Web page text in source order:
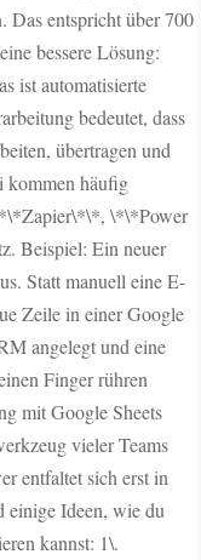
Das entspricht über 700
bessere Lösung:
ist automatisierte
bedeutet, dass
übertragen und
kommen häufig
\*\*Power
Beispiel: Ein neuer
Statt manuell eine E-
Zeile in einer Google
angelegt und eine
Finger rühren
mit Google Sheets
vieler Teams
entfaltet sich erst in
Ideen, wie du
kannst: 1\.